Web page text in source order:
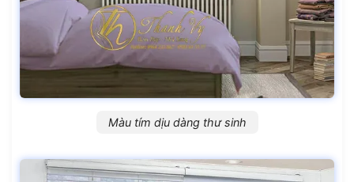
Màu tím dịu dàng thư sinh